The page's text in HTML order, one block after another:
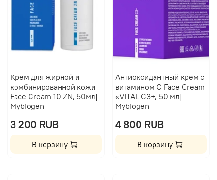
Крем для жирной и
комбинированной кожи
Face Cream 10 ZN, 50мл|
Mybiogen
3 200 RUB
В корзину
Антиоксидантный крем с
витамином C Face Cream
«VITAL С3+, 50 мл|
Mybiogen
4 800 RUB
В корзину